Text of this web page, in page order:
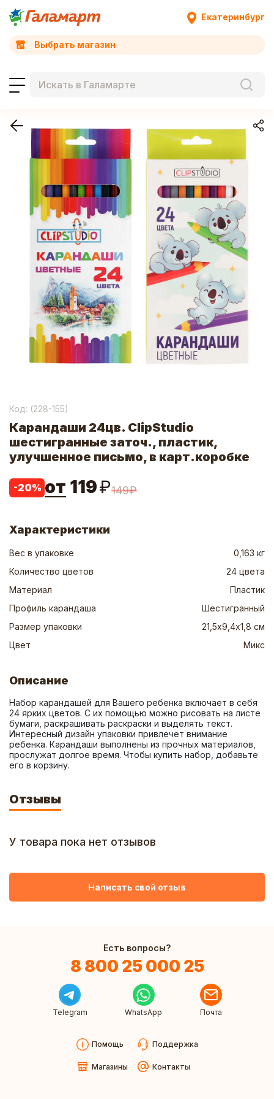
Екатеринбург
Выбрать магазин
Код: (228-155)
Карандаши 24цв. ClipStudio
шестигранные заточ., пластик,
улучшенное письмо, в карт.коробке
-20% от 119₽149₽
Характеристики
Вес в упаковке
0,163 кг
Количество цветов
24 цвета
Материал
Пластик
Профиль карандаша
Шестигранный
Размер упаковки
21,5х9,4х1,8 см
Цвет
Микс
Описание
Набор карандашей для Вашего ребенка включает в себя
24 ярких цветов. С их помощью можно рисовать на листе
бумаги, раскрашивать раскраски и выделять текст.
Интересный дизайн упаковки привлечет внимание
ребенка. Карандаши выполнены из прочных материалов,
прослужат долгое время. Чтобы купить набор, добавьте
его в корзину.
Отзывы
У товара пока нет отзывов
Написать свой отзыв
Есть вопросы?
8 800 25 000 25
Telegram WhatsApp Почта
Помощь Поддержка
Магазины Контакты